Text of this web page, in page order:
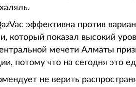
эффективна против
который показал высокий
мечети Алматы
потому что на сегодня это
не верить